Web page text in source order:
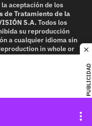
PUBLICIDAD
aceptación de los
de Tratamiento de la
S.A.Todos los
su reproducción
a cualquier idioma sin
in whole or